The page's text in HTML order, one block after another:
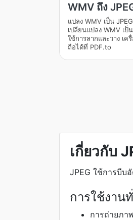
WMV ถึง
แปลง WMV เป็น
เปลี่ยนแปลง WMV เป็
ใช้การลากและวาง เค
ถือได้ที่ PDF.to
เกี่ยวกับ
JPEG ใช้การบีบ
การใช้งาน
การถ่ายภา